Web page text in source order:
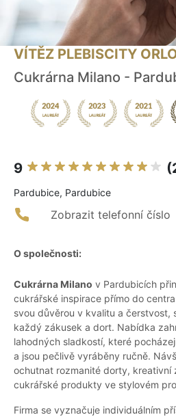
VÍTĚZ PLEBISCITY
Cukrárna Milano -
9
Pardubice, Pardubice
Zobrazit telefonní číslo
O společnosti:
Cukrárna Milano v Pardubicích
cukrářské inspirace přímo do
svou důvěrou v kvalitu a čerstvost,
každý zákusek a dort. Nabídka
lahodných sladkostí, které
a jsou pečlivě vyráběny ručně.
ochutnat rozmanité dorty, kreativní
cukrářské produkty ve stylovém
Firma se vyznačuje individuálním